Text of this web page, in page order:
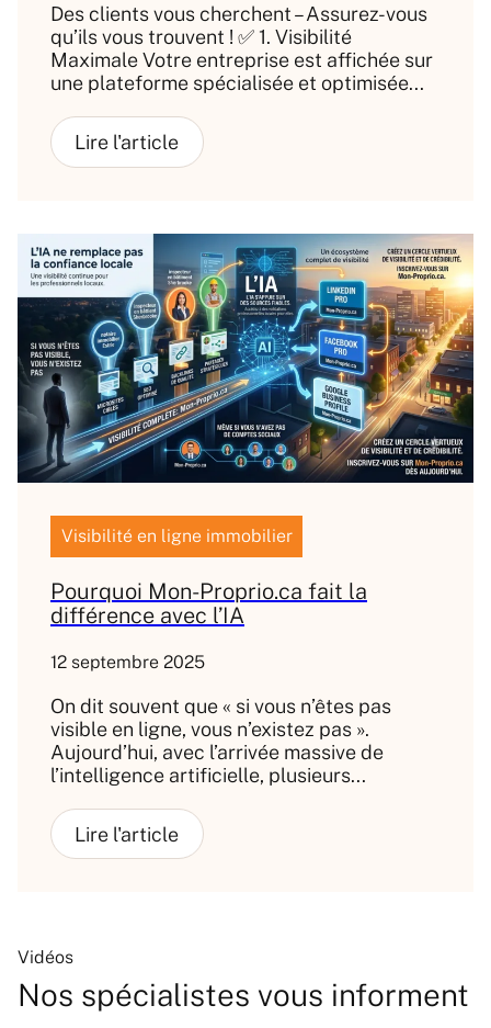
Des clients vous cherchent – Assurez-vous
qu’ils vous trouvent ! ✅ 1. Visibilité
Maximale Votre entreprise est affichée sur
une plateforme spécialisée et optimisée...
Visibilité en ligne immobilier
Pourquoi Mon-Proprio.ca fait la
différence avec l’IA
12 septembre 2025
On dit souvent que « si vous n’êtes pas
visible en ligne, vous n’existez pas ».
Aujourd’hui, avec l’arrivée massive de
l’intelligence artificielle, plusieurs...
Vidéos
Nos spécialistes vous informent